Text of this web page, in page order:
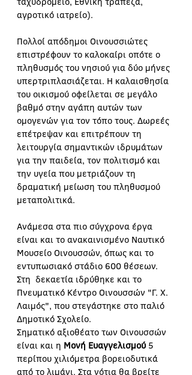
αγροτικό ιατρείο).
Πολλοί απόδημοι Οινουσσιώτες
επιστρέφουν το καλοκαίρι οπότε ο
πληθυσμός του νησιού για δύο μήνες
υπερτριπλασιάζεται. Η καλαισθησία
του οικισμού οφείλεται σε μεγάλο
βαθμό στην αγάπη αυτών των
ομογενών για τον τόπο τους. Δωρεές
επέτρεψαν και επιτρέπουν τη
λειτουργία σημαντικών ιδρυμάτων
για την παιδεία, τον πολιτισμό και
την υγεία που μετριάζουν τη
δραματική μείωση του πληθυσμού
μεταπολιτικά.
Ανάμεσα στα πιο σύγχρονα έργα
είναι και το ανακαινισμένο Ναυτικό
Μουσείο Οινουσσών, όπως και το
εντυπωσιακό στάδιο 600 θέσεων.
Στη  δεκαετία ιδρύθηκε και το
Πνευματικό Κέντρο Οινουσσών "Γ. Χ.
Λαιμός", που στεγάστηκε στο παλιό
Δημοτικό Σχολείο.
Σηματικό αξιοθέατο των Οινουσσών
είναι και η Μονή Ευαγγελισμού 5
περίπου χιλιόμετρα βορειοδυτικά
από το λιμάνι. Στα νότια θα βρείτε